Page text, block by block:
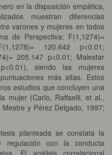
en la disposición empática,
muestran diferencias
varones y mujeres en todos
de Perspectiva: F(1,1274)=
120.642 p<0.01;
205.147 p<0.01; Malestar
siendo las mujeres
más altas. Estos
estudios que concluyen una
mujer (Carlo, Raffaelli, et al.,
y Pérez Delgado, 1997;
planteada se constata la
regulación con la conducta
El análisis correlacional